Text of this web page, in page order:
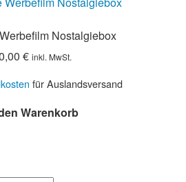
Nostalgiebox
€ inkl. MwSt.
für Auslandsversand
Warenkorb